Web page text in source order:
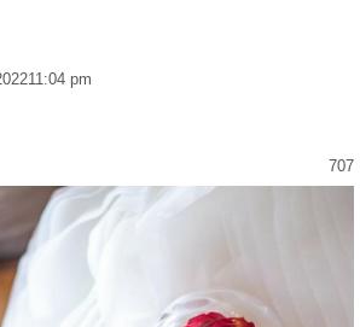
11:04 pm
707